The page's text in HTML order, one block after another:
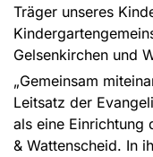
Träger unseres
Gelsenkirchen und
„Gemeinsam
Leitsatz der
als eine Einrichtung
& Wattenscheid. In